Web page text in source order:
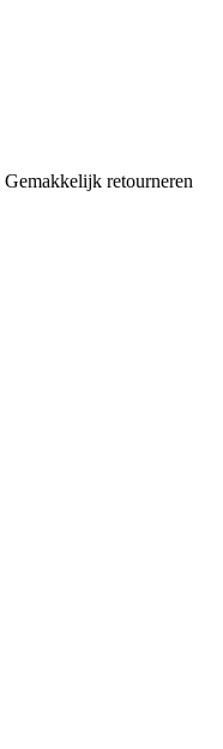
Gemakkelijk retourneren